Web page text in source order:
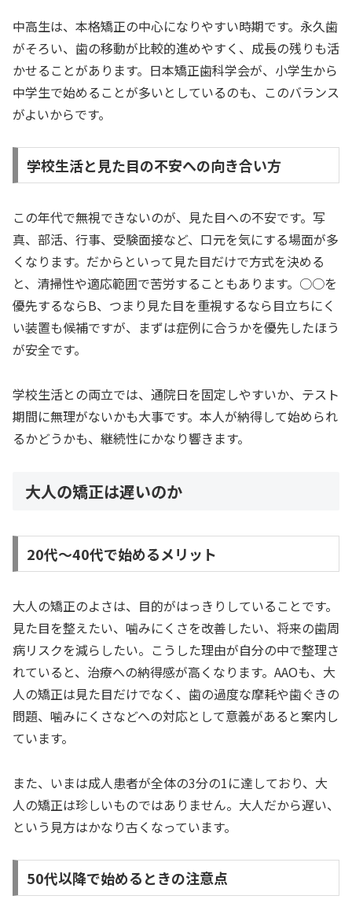
中高生は、本格矯正の中心になりやすい時期です。永久歯
がそろい、歯の移動が比較的進めやすく、成長の残りも活
かせることがあります。日本矯正歯科学会が、小学生から
中学生で始めることが多いとしているのも、このバランス
がよいからです。
学校生活と見た目の不安への向き合い方
この年代で無視できないのが、見た目への不安です。写
真、部活、行事、受験面接など、口元を気にする場面が多
くなります。だからといって見た目だけで方式を決める
と、清掃性や適応範囲で苦労することもあります。○○を
優先するならB、つまり見た目を重視するなら目立ちにく
い装置も候補ですが、まずは症例に合うかを優先したほう
が安全です。
学校生活との両立では、通院日を固定しやすいか、テスト
期間に無理がないかも大事です。本人が納得して始められ
るかどうかも、継続性にかなり響きます。
大人の矯正は遅いのか
20代〜40代で始めるメリット
大人の矯正のよさは、目的がはっきりしていることです。
見た目を整えたい、噛みにくさを改善したい、将来の歯周
病リスクを減らしたい。こうした理由が自分の中で整理さ
れていると、治療への納得感が高くなります。AAOも、大
人の矯正は見た目だけでなく、歯の過度な摩耗や歯ぐきの
問題、噛みにくさなどへの対応として意義があると案内し
ています。
また、いまは成人患者が全体の3分の1に達しており、大
人の矯正は珍しいものではありません。大人だから遅い、
という見方はかなり古くなっています。
50代以降で始めるときの注意点